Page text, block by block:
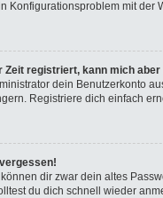
Konfigurationsproblem mit der
Zeit registriert, kann mich
dein Benutzerkonto
Registriere dich einfach
dir zwar dein altes
du dich schnell wieder